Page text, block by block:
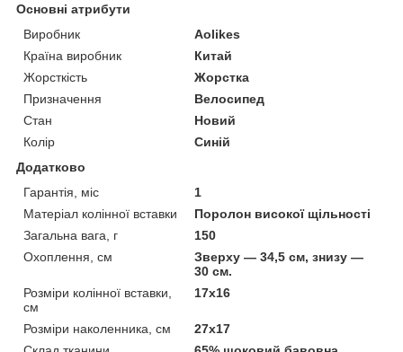
Основні атрибути
Виробник
Aolikes
Країна виробник
Китай
Жорсткість
Жорстка
Призначення
Велосипед
Стан
Новий
Колір
Синій
Додатково
Гарантія, міс
1
Матеріал колінної вставки
Поролон високої щільності
Загальна вага, г
150
Охоплення, см
Зверху — 34,5 см, знизу —
30 см.
Розміри колінної вставки,
см
17х16
Розміри наколенника, см
27х17